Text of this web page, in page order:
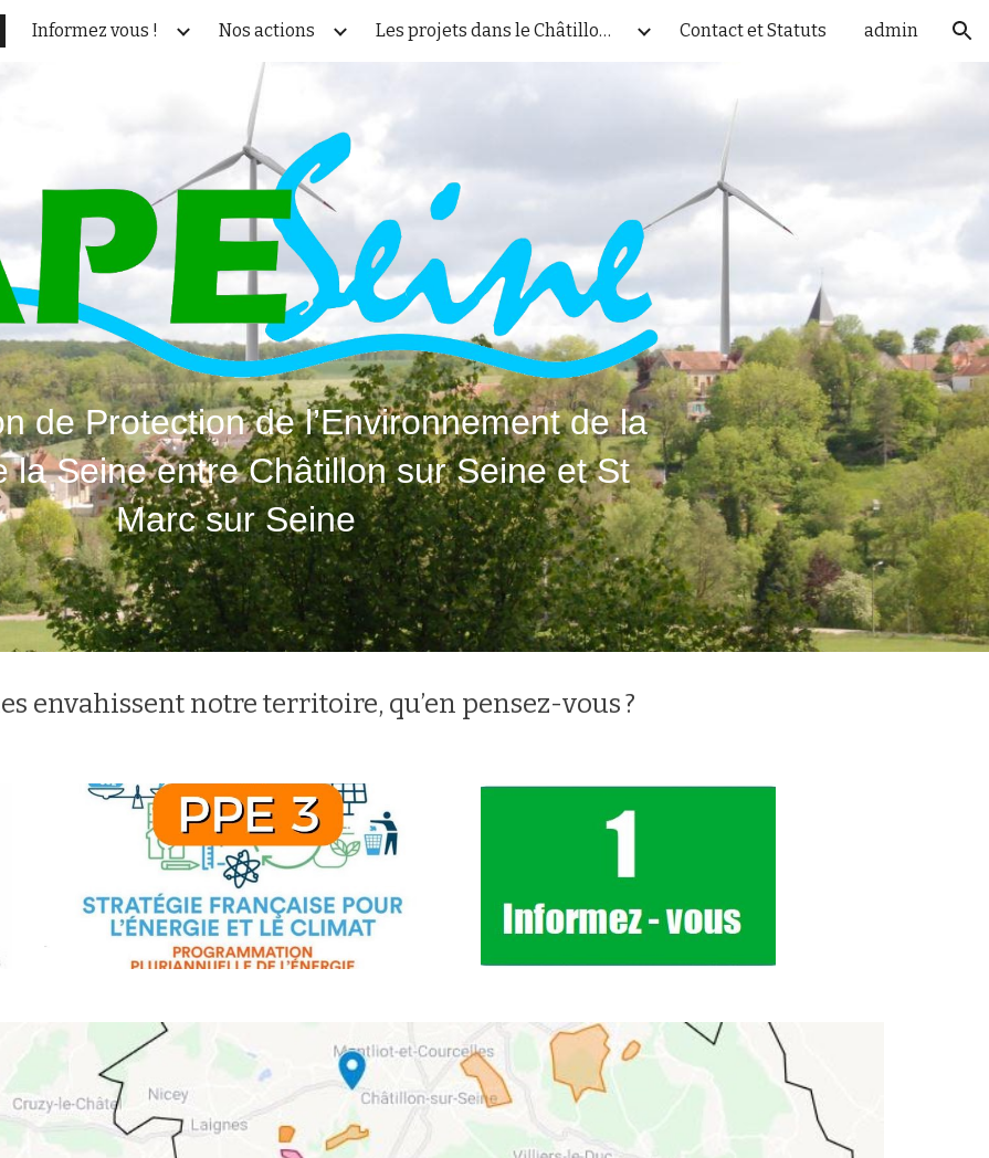
to main content Skip to navigation
Informez vous ! Nos actions Les projets dans le Châtillonnais Contact et Statuts admin
de Protection de l’Environnement de la
la Seine entre Châtillon sur Seine et St
Marc sur Seine
envahissent notre territoire, qu’en pensez-vous ?